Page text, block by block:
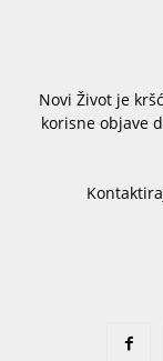
Novi Život je
korisne objave